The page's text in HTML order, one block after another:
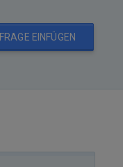
FRAGE EINFÜGEN